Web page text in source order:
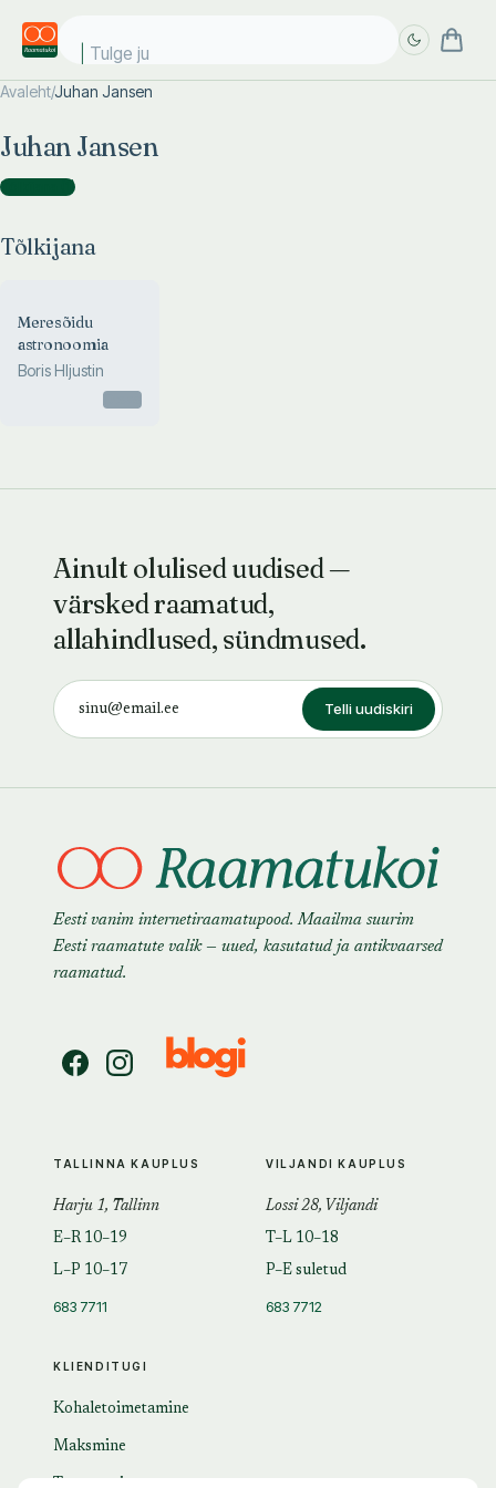
Tulge jub
Avaleht/Juhan Jansen
Juhan Jansen
Tõlkijana )
Tõlkijana
Meresõidu
astronoomia
Boris Hljustin
Ainult olulised uudised —
värsked raamatud,
allahindlused, sündmused.
Telli uudiskiri
Eesti vanim internetiraamatupood. Maailma suurim
Eesti raamatute valik — uued, kasutatud ja antikvaarsed
raamatud.
KLIENDITUGI
Kohaletoimetamine
Maksmine
TALLINNA KAUPLUS
Harju 1, Tallinn
E–R 10–19
L–P 10–17
683 7711
VILJANDI KAUPLUS
Lossi 28, Viljandi
T–L 10–18
P–E suletud
683 7712